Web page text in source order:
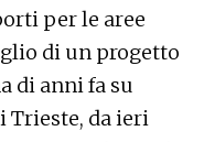
per le aree
di un progetto
di anni fa su
Trieste, da ieri